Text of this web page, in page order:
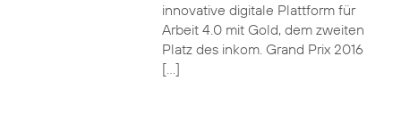
innovative digitale Plattform für
Arbeit 4.0 mit Gold, dem zweiten
Platz des inkom. Grand Prix 2016
[…]